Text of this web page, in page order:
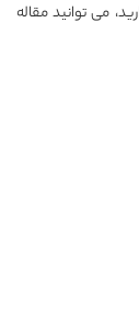
می توانید مقاله